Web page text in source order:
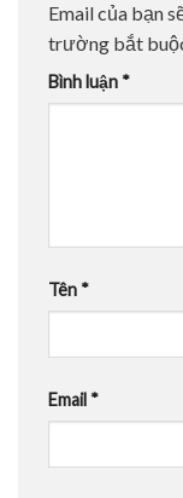
Email của bạn
trường bắt
Bình luận *
Tên *
Email *